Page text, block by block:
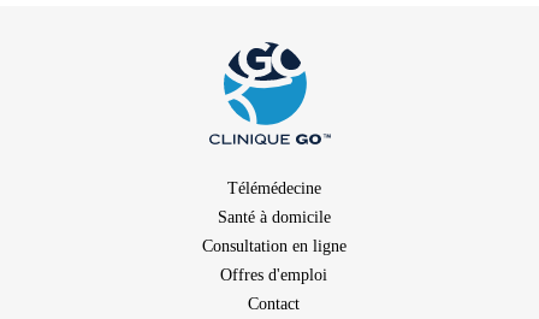
Télémédecine
Santé à domicile
Consultation en ligne
Offres d'emploi
Contact